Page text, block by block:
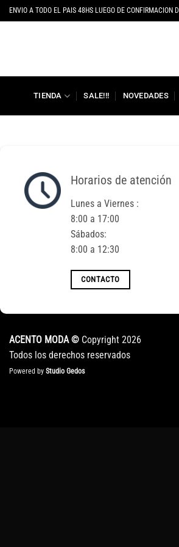
Saltar
al
ENVIO A TODO EL PAIS 48HS LUEGO DE CONFIRMACION
TIENDA SALE!!! NOVEDADES
Horarios de atención
Lunes a Viernes :
8:00 a 17:00
Sábados:
8:00 a 12:30
CONTACTO
ACENTO MODA © Copyright 2026
Todos los derechos reservados
Powered by Studio Gedos